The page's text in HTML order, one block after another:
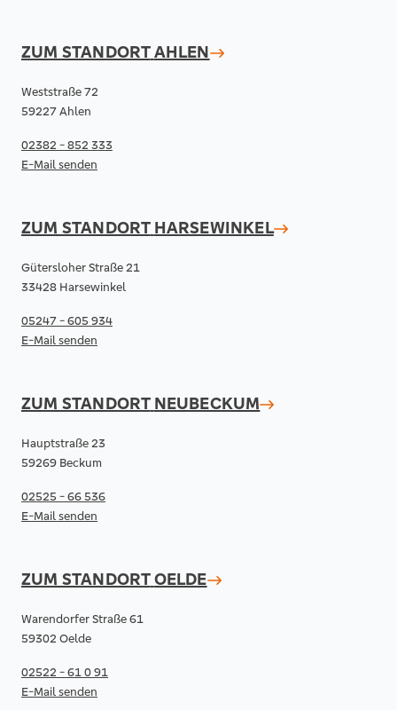
ZUM STANDORTAHLEN
Weststraße 72
59227 Ahlen
02382 - 852 333
E-Mail senden
ZUM STANDORT HARSEWINKEL
Gütersloher Straße 21
33428 Harsewinkel
05247 - 605 934
E-Mail senden
ZUM STANDORT NEUBECKUM
Hauptstraße 23
59269 Beckum
02525 - 66 536
E-Mail senden
ZUM STANDORTOELDE
Warendorfer Straße 61
59302 Oelde
02522 - 61 0 91
E-Mail senden